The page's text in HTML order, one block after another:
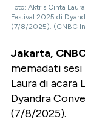
Foto: Aktris Cinta
Festival 2025 di
(7/8/2025). (CNBC
Jakarta,
memadati
Laura di acara
Dyandra
(7/8/2025).